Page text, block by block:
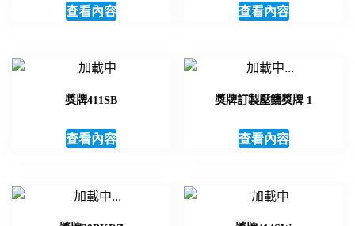
查看內容 查看內容
獎牌411SB
查看內容
獎牌訂製壓鑄獎牌 1
查看內容